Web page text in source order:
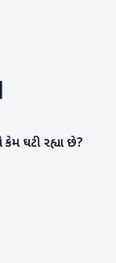
ઘટી રહ્યા છે?